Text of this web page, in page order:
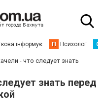
інформує П Психолог С
- что следует знать
знать перед